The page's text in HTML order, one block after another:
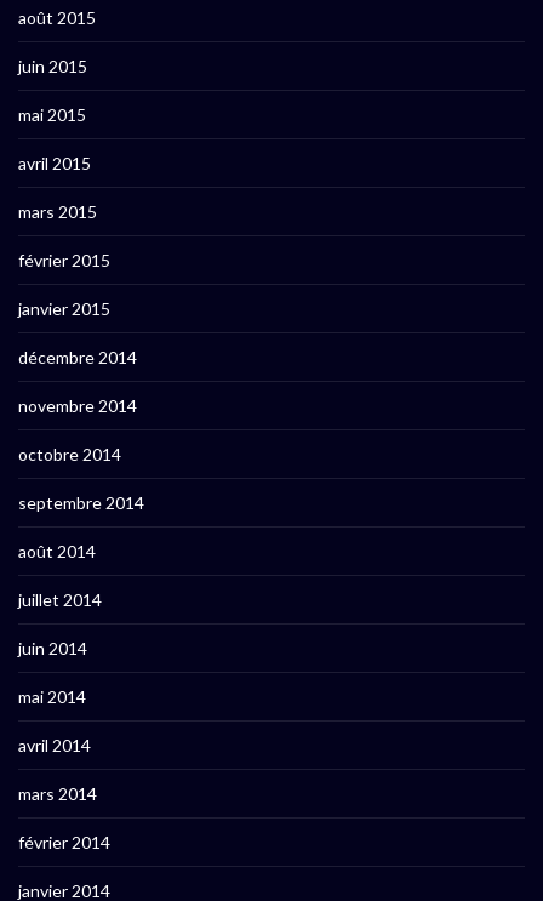
août 2015
juin 2015
mai 2015
avril 2015
mars 2015
février 2015
janvier 2015
décembre 2014
novembre 2014
octobre 2014
septembre 2014
août 2014
juillet 2014
juin 2014
mai 2014
avril 2014
mars 2014
février 2014
janvier 2014